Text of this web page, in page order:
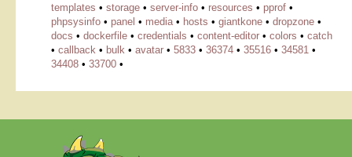
templates • storage • server-info • resources • pprof •
phpsysinfo • panel • media • hosts • giantkone • dropzone •
docs • dockerfile • credentials • content-editor • colors • catch
• callback • bulk • avatar • 5833 • 36374 • 35516 • 34581 •
34408 • 33700 •